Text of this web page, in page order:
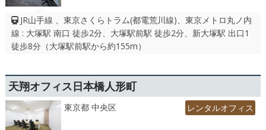
JR山手線 、東京さくらトラム(都電荒川線)、東京メトロ丸ノ内
線 : 大塚駅 南口 徒歩2分、大塚駅前駅 徒歩2分、新大塚駅 出口1
徒歩8分（大塚駅前駅から約155m）
天翔オフィス日本橋人形町
東京都 中央区 レンタルオフィス